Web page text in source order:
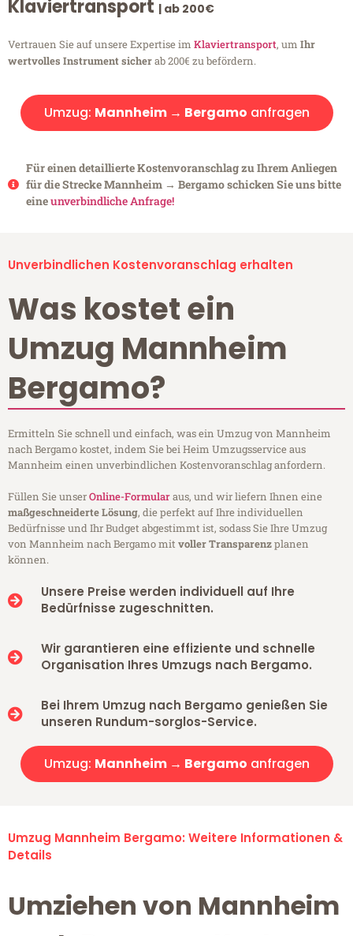
Klaviertransport | ab 200€
Vertrauen Sie auf unsere Expertise im Klaviertransport, um Ihr
wertvolles Instrument sicherab 200€ zu befördern.
Umzug: Mannheim → Bergamo anfragen
Für einen detaillierte Kostenvoranschlag zu Ihrem Anliegen
für die Strecke Mannheim → Bergamo schicken Sie uns bitte
eineunverbindliche Anfrage!
Unverbindlichen Kostenvoranschlag erhalten
Was kostet ein
Umzug Mannheim
Bergamo?
Ermitteln Sie schnell und einfach, was ein Umzug von Mannheim
nach Bergamo kostet, indem Sie bei Heim Umzugsservice aus
Mannheim einen unverbindlichen Kostenvoranschlag anfordern.
Füllen Sie unserOnline-Formularaus, und wir liefern Ihnen eine
maßgeschneiderte Lösung, die perfekt auf Ihre individuellen
Bedürfnisse und Ihr Budget abgestimmt ist, sodass Sie Ihre Umzug
von Mannheim nach Bergamo mitvoller Transparenzplanen
können.
Unsere Preise werden individuell auf Ihre
Bedürfnisse zugeschnitten.
Wir garantieren eine effiziente und schnelle
Organisation Ihres Umzugs nach Bergamo.
Bei Ihrem Umzug nach Bergamo genießen Sie
unseren Rundum-sorglos-Service.
Umzug: Mannheim → Bergamo anfragen
Umzug Mannheim Bergamo: Weitere Informationen &
Details
Umziehen von Mannheim